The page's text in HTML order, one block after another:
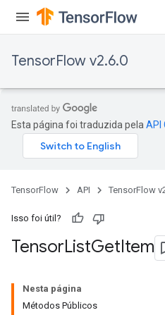
TensorFlow v2.6.0
Esta página foi traduzida pela API
TensorFlow API TensorFlow
Isso foi útil?
TensorListGetItem
Nesta página
Métodos Públicos